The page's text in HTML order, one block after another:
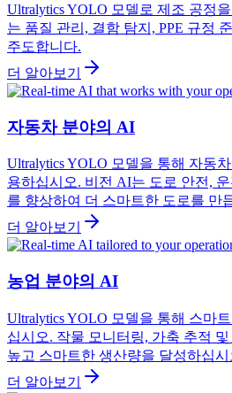
Ultralytics YOLO 모델로 제조 공정
는 품질 관리, 결함 탐지, PPE 규정
주도합니다.
더 알아보기
자동차 분야의 AI
Ultralytics YOLO 모델을 통해 자동
용하십시오. 비전 AI는 도로 안전,
를 향상하여 더 스마트한 도로를 만
더 알아보기
농업 분야의 AI
Ultralytics YOLO 모델을 통해 스마
십시오. 작물 모니터링, 가축 추적
높고 스마트한 생산량을 달성하십시
더 알아보기